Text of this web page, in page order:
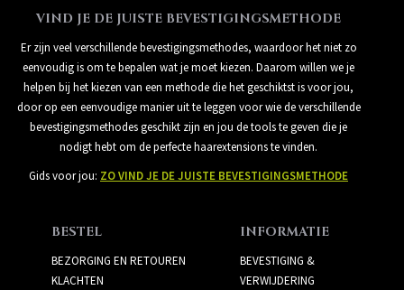
VIND JE DE JUISTE BEVESTIGINGSMETHODE
Er zijn veel verschillende bevestigingsmethodes, waardoor het niet zo
eenvoudig is om te bepalen wat je moet kiezen. Daarom willen we je
helpen bij het kiezen van een methode die het geschiktst is voor jou,
door op een eenvoudige manier uit te leggen voor wie de verschillende
bevestigingsmethodes geschikt zijn en jou de tools te geven die je
nodigt hebt om de perfecte haarextensions te vinden.
Gids voor jou: ZO VIND JE DE JUISTE BEVESTIGINGSMETHODE
BESTEL
BEZORGING EN RETOUREN
KLACHTEN
INFORMATIE
BEVESTIGING &
VERWIJDERING